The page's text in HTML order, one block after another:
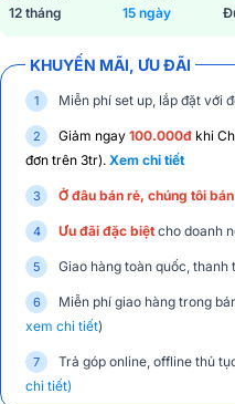
12 tháng 15 ngày
KHUYẾN MÃI, ƯU ĐÃI
Miễn phí set up, lắp đặt với
Giảm ngay 100.000đ khi
đơn trên 3tr). Xem chi tiết
Ở đâu bán rẻ, chúng tôi
Ưu đãi đặc biệt cho doanh
Giao hàng toàn quốc, thanh
Miễn phí giao hàng trong
xem chi tiết)
Trả góp online, offline thủ
chi tiết)